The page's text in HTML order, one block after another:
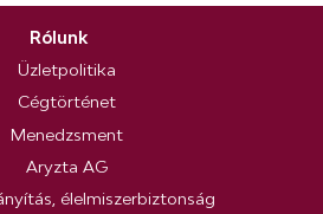
Rólunk
Üzletpolitika
Cégtörténet
Menedzsment
Aryzta AG
élelmiszerbiztonság